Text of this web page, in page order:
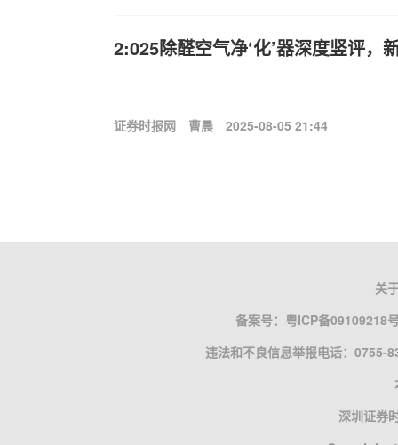
2:025除醛空气净‘化’器深度竖评，
证券时报网 曹晨 2025-08-05 21:44
关
备案号： 粤ICP备09109218
违法和不良信息举报电话：0755-
深圳证券